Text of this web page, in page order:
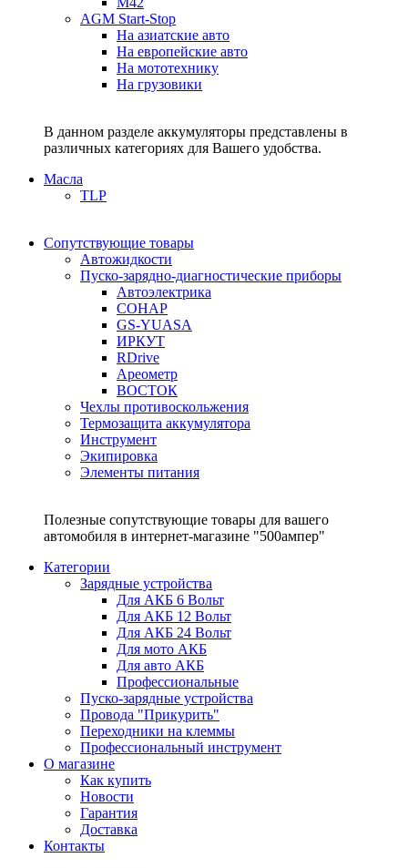
AGM Start-Stop
На азиатские авто
На европейские авто
На мототехнику
На грузовики
В данном разделе аккумуляторы представлены в
различных категориях для Вашего удобства.
Масла
TLP
Сопутствующие товары
Автожидкости
Пуско-зарядно-диагностические приборы
Автоэлектрика
СОНАР
GS-YUASA
ИРКУТ
RDrive
Ареометр
ВОСТОК
Чехлы противоскольжения
Термозащита аккумулятора
Инструмент
Экипировка
Элементы питания
Полезные сопутствующие товары для вашего
автомобиля в интернет-магазине "500ампер"
Категории
Зарядные устройства
Для АКБ 6 Вольт
Для АКБ 12 Вольт
Для АКБ 24 Вольт
Для мото АКБ
Для авто АКБ
Профессиональные
Пуско-зарядные устройства
Провода "Прикурить"
Переходники на клеммы
Профессиональный инструмент
О магазине
Как купить
Новости
Гарантия
Доставка
Контакты